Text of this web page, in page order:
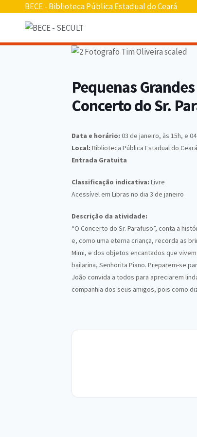
conteúdo
BECE - Biblioteca Pública Estadual do Ceará
Pequenas
Concerto do Sr.
Data e horário: 03 de janeiro, às 15h, e
Local: Biblioteca Pública Estadual do
Entrada Gratuita
Classificação indicativa: Livre
Acessível em Libras no dia 3 de janeiro
Descrição da atividade:
“O Concerto do Sr. Parafuso”, conta a
e, como uma eterna criança, recorda as
Mimi, e dos objetos encantados que
bailarina, Senhorita Piano. Preparem-se
João convida a todos para apreciarem
companhia dos seus amigos, pois como